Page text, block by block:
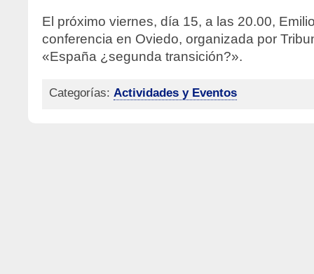
El próximo viernes, día 15, a las 20.00,
conferencia en Oviedo, organizada por
«España ¿segunda transición?».
Categorías: Actividades y Eventos